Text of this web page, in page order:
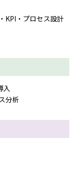
KPI・プロセス設計
入
分析